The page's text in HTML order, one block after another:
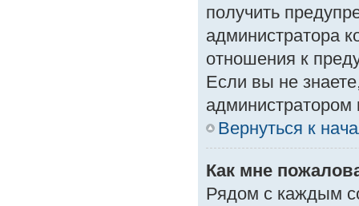
получить
администратора
отношения к
Если вы не
Вернуться к
Как мне
Рядом с каждым